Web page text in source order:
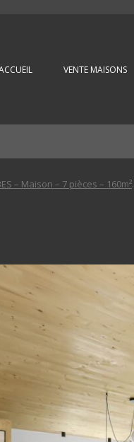
VENTE MAISONS
– Maison – 7 pièces – 160m².